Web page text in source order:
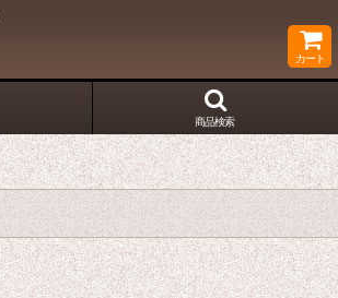
カート
商品検索